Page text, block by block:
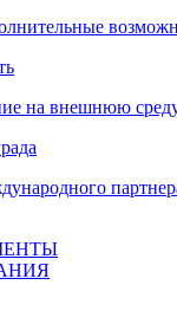
на внешнюю